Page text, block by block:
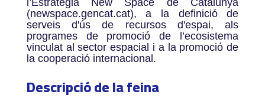
l’Estratègia New Space de Catalunya
(newspace.gencat.cat), a la definició de
serveis d'ús de recursos d'espai, als
programes de promoció de l’ecosistema
vinculat al sector espacial i a la promoció de
la cooperació internacional.
Descripció de la feina